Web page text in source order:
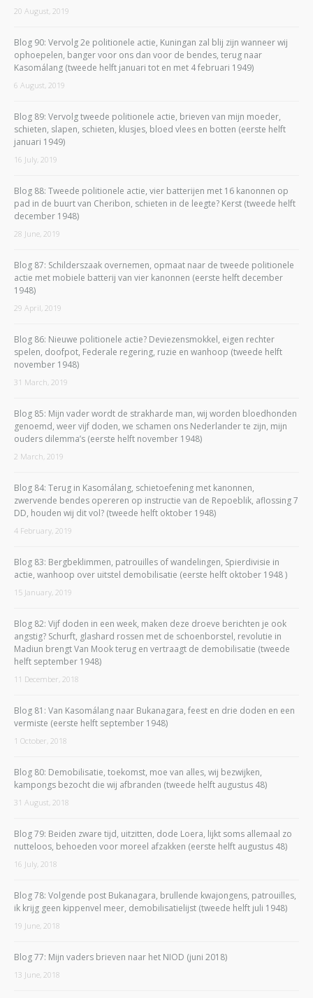
20 August, 2019
Blog 90: Vervolg 2e politionele actie, Kuningan zal blij zijn wanneer wij
ophoepelen, banger voor ons dan voor de bendes, terug naar
Kasomálang (tweede helft januari tot en met 4 februari 1949)
6 August, 2019
Blog 89: Vervolg tweede politionele actie, brieven van mijn moeder,
schieten, slapen, schieten, klusjes, bloed vlees en botten (eerste helft
januari 1949)
16 July, 2019
Blog 88: Tweede politionele actie, vier batterijen met 16 kanonnen op
pad in de buurt van Cheribon, schieten in de leegte? Kerst (tweede helft
december 1948)
28 June, 2019
Blog 87: Schilderszaak overnemen, opmaat naar de tweede politionele
actie met mobiele batterij van vier kanonnen (eerste helft december
1948)
29 April, 2019
Blog 86: Nieuwe politionele actie? Deviezensmokkel, eigen rechter
spelen, doofpot, Federale regering, ruzie en wanhoop (tweede helft
november 1948)
31 March, 2019
Blog 85: Mijn vader wordt de strakharde man, wij worden bloedhonden
genoemd, weer vijf doden, we schamen ons Nederlander te zijn, mijn
ouders dilemma’s (eerste helft november 1948)
2 March, 2019
Blog 84: Terug in Kasomálang, schietoefening met kanonnen,
zwervende bendes opereren op instructie van de Repoeblik, aflossing 7
DD, houden wij dit vol? (tweede helft oktober 1948)
4 February, 2019
Blog 83: Bergbeklimmen, patrouilles of wandelingen, Spierdivisie in
actie, wanhoop over uitstel demobilisatie (eerste helft oktober 1948 )
15 January, 2019
Blog 82: Vijf doden in een week, maken deze droeve berichten je ook
angstig? Schurft, glashard rossen met de schoenborstel, revolutie in
Madiun brengt Van Mook terug en vertraagt de demobilisatie (tweede
helft september 1948)
11 December, 2018
Blog 81: Van Kasomálang naar Bukanagara, feest en drie doden en een
vermiste (eerste helft september 1948)
1 October, 2018
Blog 80: Demobilisatie, toekomst, moe van alles, wij bezwijken,
kampongs bezocht die wij afbranden (tweede helft augustus 48)
31 August, 2018
Blog 79: Beiden zware tijd, uitzitten, dode Loera, lijkt soms allemaal zo
nutteloos, behoeden voor moreel afzakken (eerste helft augustus 48)
16 July, 2018
Blog 78: Volgende post Bukanagara, brullende kwajongens, patrouilles,
ik krijg geen kippenvel meer, demobilisatielijst (tweede helft juli 1948)
19 June, 2018
Blog 77: Mijn vaders brieven naar het NIOD (juni 2018)
13 June, 2018